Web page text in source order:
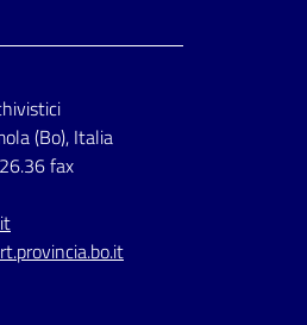
(Bo), Italia
fax